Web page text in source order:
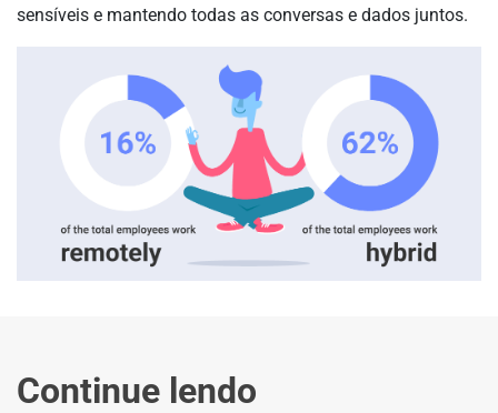
sensíveis e mantendo todas as conversas e dados juntos.
Continue lendo